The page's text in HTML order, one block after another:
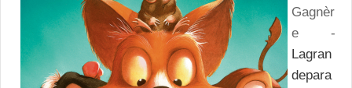
Gagnèr
e -
Lagran
depara